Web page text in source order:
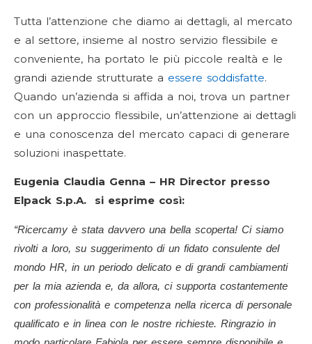
Tutta l’attenzione che diamo ai dettagli, al mercato
e al settore, insieme al nostro servizio flessibile e
conveniente, ha portato le più piccole realtà e le
grandi aziende strutturate a essere soddisfatte.
Quando un’azienda si affida a noi, trova un partner
con un approccio flessibile, un’attenzione ai dettagli
e una conoscenza del mercato capaci di generare
soluzioni inaspettate.
Eugenia Claudia Genna – HR Director presso
Elpack S.p.A. si esprime così:
“Ricercamy è stata davvero una bella scoperta! Ci siamo
rivolti a loro, su suggerimento di un fidato consulente del
mondo HR, in un periodo delicato e di grandi cambiamenti
per la mia azienda e, da allora, ci supporta costantemente
con professionalità e competenza nella ricerca di personale
qualificato e in linea con le nostre richieste. Ringrazio in